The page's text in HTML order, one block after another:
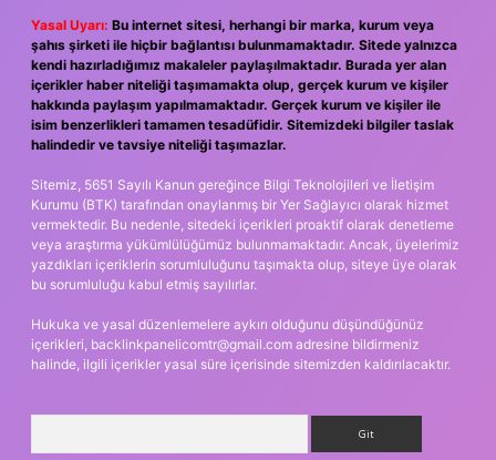
Yasal Uyarı: Bu internet sitesi, herhangi bir marka, kurum veya
şahıs şirketi ile hiçbir bağlantısı bulunmamaktadır. Sitede yalnızca
kendi hazırladığımız makaleler paylaşılmaktadır. Burada yer alan
içerikler haber niteliği taşımamakta olup, gerçek kurum ve kişiler
hakkında paylaşım yapılmamaktadır. Gerçek kurum ve kişiler ile
isim benzerlikleri tamamen tesadüfidir. Sitemizdeki bilgiler taslak
halindedir ve tavsiye niteliği taşımazlar.
Sitemiz, 5651 Sayılı Kanun gereğince Bilgi Teknolojileri ve İletişim
Kurumu (BTK) tarafından onaylanmış bir Yer Sağlayıcı olarak hizmet
vermektedir. Bu nedenle, sitedeki içerikleri proaktif olarak denetleme
veya araştırma yükümlülüğümüz bulunmamaktadır. Ancak, üyelerimiz
yazdıkları içeriklerin sorumluluğunu taşımakta olup, siteye üye olarak
bu sorumluluğu kabul etmiş sayılırlar.
Hukuka ve yasal düzenlemelere aykırı olduğunu düşündüğünüz
içerikleri, backlinkpanelicomtr@gmail.com adresine bildirmeniz
halinde, ilgili içerikler yasal süre içerisinde sitemizden kaldırılacaktır.